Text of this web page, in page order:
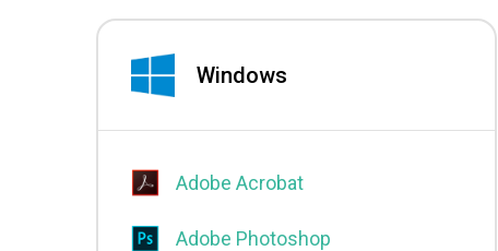
Windows
Adobe Acrobat
Adobe Photoshop